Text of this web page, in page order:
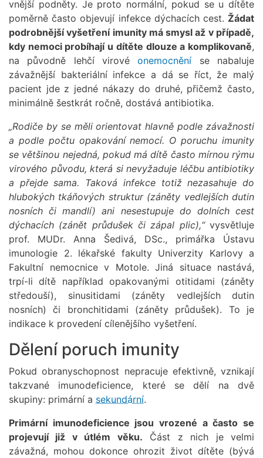
vnější podněty. Je proto normální, pokud se u dítěte
poměrně často objevují infekce dýchacích cest. Žádat
podrobnější vyšetření imunity má smysl až v případě,
kdy nemoci probíhají u dítěte dlouze a komplikovaně,
na původně lehčí virovéonemocnění se nabaluje
závažnější bakteriální infekce a dá se říct, že malý
pacient jde z jedné nákazy do druhé, přičemž často,
minimálně šestkrát ročně, dostává antibiotika.
„Rodiče by se měli orientovat hlavně podle závažnosti
a podle počtu opakování nemocí. O poruchu imunity
se většinou nejedná, pokud má dítě často mírnou rýmu
virového původu, která si nevyžaduje léčbu antibiotiky
a přejde sama. Taková infekce totiž nezasahuje do
hlubokých tkáňových struktur (záněty vedlejších dutin
nosních či mandlí) ani nesestupuje do dolních cest
dýchacích (zánět průdušek či zápal plic),“vysvětluje
prof. MUDr. Anna Šedivá, DSc., primářka Ústavu
imunologie 2. lékařské fakulty Univerzity Karlovy a
Fakultní nemocnice v Motole. Jiná situace nastává,
trpí-li dítě například opakovanými otitidami (záněty
středouší), sinusitidami (záněty vedlejších dutin
nosních) či bronchitidami (záněty průdušek). To je
indikace k provedení cílenějšího vyšetření.
Dělení poruch imunity
Pokud obranyschopnost nepracuje efektivně, vznikají
takzvané imunodeficience, které se dělí na dvě
skupiny: primární a sekundární.
Primární imunodeficience jsou vrozené a často se
projevují již v útlém věku. Část z nich je velmi
závažná, mohou dokonce ohrozit život dítěte (bývá